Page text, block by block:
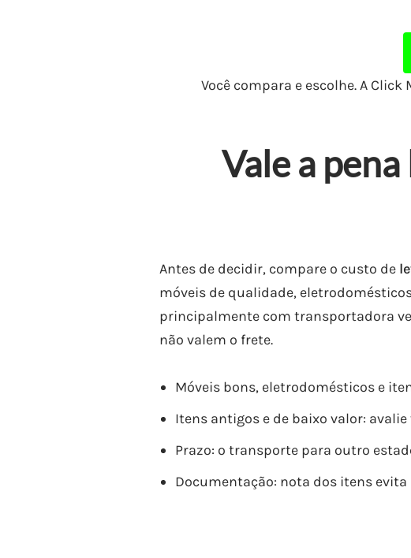
Você compara e escolhe. A
Vale a
Antes de decidir, compare o custo de
móveis de qualidade,
principalmente com transportadora
não valem o frete.
Móveis bons, eletrodomésticos e
Itens antigos e de baixo valor:
Prazo: o transporte para outro
Documentação: nota dos itens